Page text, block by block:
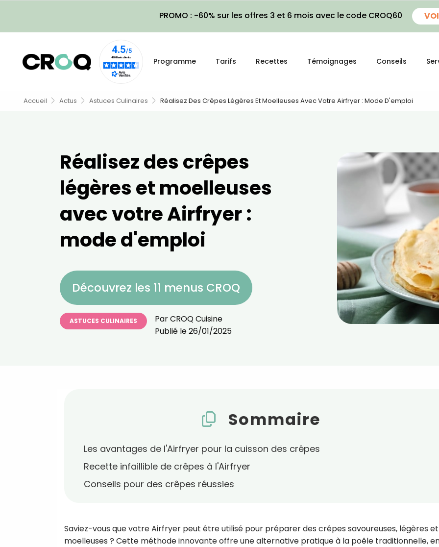
PROMO : -60% sur les offres 3 et 6 mois avec le code CROQ60
Programme Tarifs Recettes Témoignages Conseils
Accueil Actus Astuces Culinaires Réalisez Des Crêpes Légères Et Moelleuses Avec Votre Airfryer : Mode D'emploi
Réalisez des crêpes
légères et moelleuses
avec votre Airfryer :
mode d'emploi
Découvrez les 11 menus CROQ
ASTUCES CULINAIRES ParCROQ Cuisine
Publié le26/01/2025
Sommaire
Les avantages de l'Airfryer pour la cuisson des crêpes
Recette infaillible de crêpes à l'Airfryer
Conseils pour des crêpes réussies
Saviez-vous que votre Airfryer peut être utilisé pour préparer des crêpes savoureuses, légères et
moelleuses ? Cette méthode innovante offre une alternative pratique à la poêle traditionnelle,